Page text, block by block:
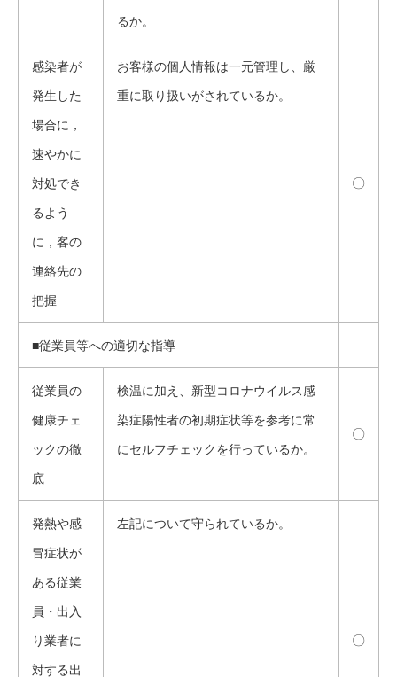
るか。
感染者が
発生した
場合に，
速やかに
対処でき
るよう
に，客の
連絡先の
把握
お客様の個人情報は一元管理し、厳
重に取り扱いがされているか。
〇
■従業員等への適切な指導
従業員の
健康チェ
ックの徹
底
検温に加え、新型コロナウイルス感
染症陽性者の初期症状等を参考に常
にセルフチェックを行っているか。
〇
発熱や感
冒症状が
ある従業
員・出入
り業者に
対する出
左記について守られているか。
〇